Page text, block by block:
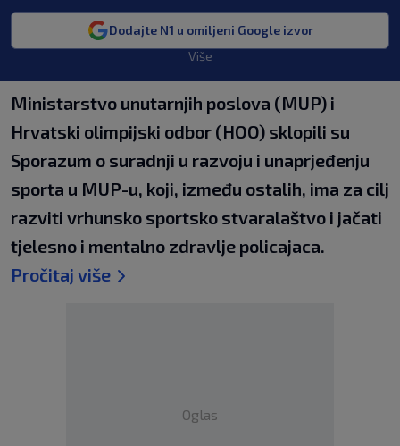
Dodajte N1 u omiljeni Google izvor
Više
Ministarstvo unutarnjih poslova (MUP) i
Hrvatski olimpijski odbor (HOO) sklopili su
Sporazum o suradnji u razvoju i unaprjeđenju
sporta u MUP-u, koji, između ostalih, ima za cilj
razviti vrhunsko sportsko stvaralaštvo i jačati
tjelesno i mentalno zdravlje policajaca.
Pročitaj više
Oglas